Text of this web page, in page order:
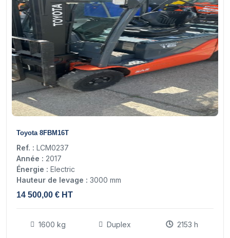
Toyota 8FBM16T
Ref. : LCM0237
Année : 2017
Énergie : Electric
Hauteur de levage : 3000 mm
14 500,00 € HT
1600 kg Duplex 2153 h